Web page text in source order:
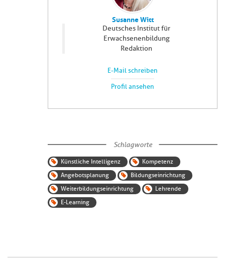
Susanne Witt
Deutsches Institut für
Erwachsenenbildung
Redaktion
E-Mail schreiben
Profil ansehen
Schlagworte
Künstliche Intelligenz
Kompetenz
Angebotsplanung
Bildungseinrichtung
Weiterbildungseinrichtung
Lehrende
E-Learning